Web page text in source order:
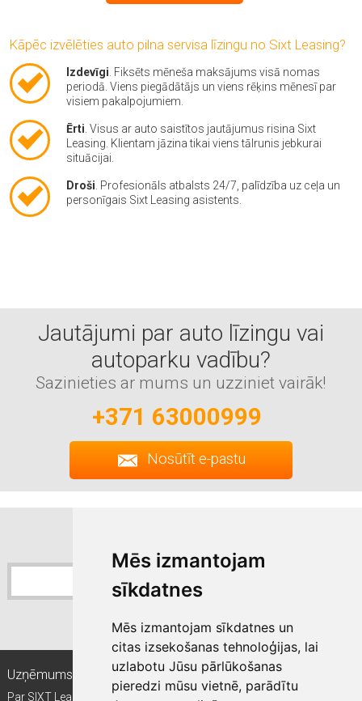
Mēs izmantojam
sīkdatnes
Mēs izmantojam sīkdatnes un
citas izsekošanas tehnoloģijas, lai
uzlabotu Jūsu pārlūkošanas
pieredzi mūsu vietnē, parādītu
Kāpēc izvēlēties auto pilna servisa līzingu no Sixt Leasing?
Izdevīgi . Fiksēts mēneša maksājums visā nomas
periodā. Viens piegādātājs un viens rēķins mēnesī par
visiem pakalpojumiem.
Ērti . Visus ar auto saistītos jautājumus risina Sixt
Leasing. Klientam jāzina tikai viens tālrunis jebkurai
situācijai.
Droši . Profesionāls atbalsts 24/7, palīdzība uz ceļa un
personīgais Sixt Leasing asistents.
Jautājumi par auto līzingu vai
autoparku vadību?
Sazinieties ar mums un uzziniet vairāk!
+371 63000999
Nosūtīt e-pastu
Sixt jaunumu saņemšana
Pierakstīties
Uzņēmums
Par SIXT Leasing
Kam ir piemērots līzings?
Mazie un vidējie uzņēmumi (MVU)